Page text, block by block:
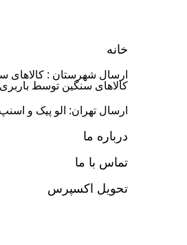
خانه
ارسال شهرستان :
کالاهای سنگین توسط باربری
ارسال تهران: الو پیک و اسنپ
درباره ما
تماس با ما
تحویل اکسپرس